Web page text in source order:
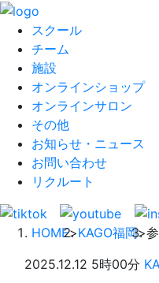
スクール
チーム
施設
オンラインショップ
オンラインサロン
その他
お知らせ・ニュース
お問い合わせ
リクルート
HOME>KAGO福岡>
2025.12.12 5時00分